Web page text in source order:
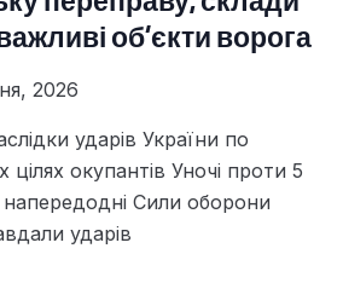
об’єкти ворога
2026
ударів України по
цілях окупантів Уночі проти 5
Сили оборони
ударів